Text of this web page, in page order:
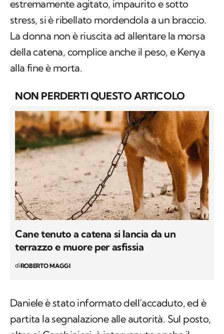
estremamente agitato, impaurito e sotto
stress, si è ribellato mordendola a un braccio.
La donna non è riuscita ad allentare la morsa
della catena, complice anche il peso, e Kenya
alla fine è morta.
NON PERDERTI QUESTO ARTICOLO
Cane tenuto a catena si lancia da un
terrazzo e muore per asfissia
diROBERTO MAGGI
Daniele è stato informato dell’accaduto, ed è
partita la segnalazione alle autorità. Sul posto,